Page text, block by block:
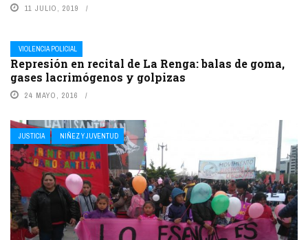
11 JULIO, 2019
VIOLENCIA POLICIAL
Represión en recital de La Renga: balas de goma,
gases lacrimógenos y golpizas
24 MAYO, 2016
JUSTICIA NIÑEZ Y JUVENTUD